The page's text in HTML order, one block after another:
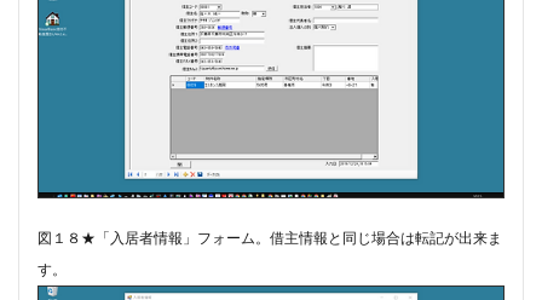
図１８★「入居者情報」フォーム。借主情報と同じ場合は転記が出来ま
す。